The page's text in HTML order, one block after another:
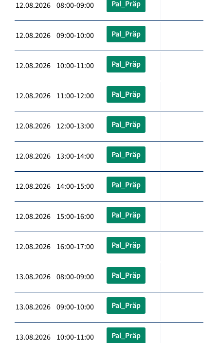
12.08.2026 08:00-09:00 Pal_Präp
12.08.2026 09:00-10:00 Pal_Präp
12.08.2026 10:00-11:00 Pal_Präp
12.08.2026 11:00-12:00 Pal_Präp
12.08.2026 12:00-13:00 Pal_Präp
12.08.2026 13:00-14:00 Pal_Präp
12.08.2026 14:00-15:00 Pal_Präp
12.08.2026 15:00-16:00 Pal_Präp
12.08.2026 16:00-17:00 Pal_Präp
13.08.2026 08:00-09:00 Pal_Präp
13.08.2026 09:00-10:00 Pal_Präp
13.08.2026 10:00-11:00 Pal_Präp